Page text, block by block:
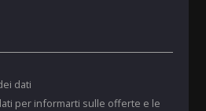
dati
per informarti sulle offerte e le